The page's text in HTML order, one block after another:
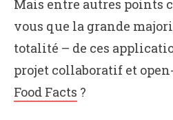
Mais entre autres points
vous que la grande
totalité – de ces
projet collaboratif et
Food Facts ?